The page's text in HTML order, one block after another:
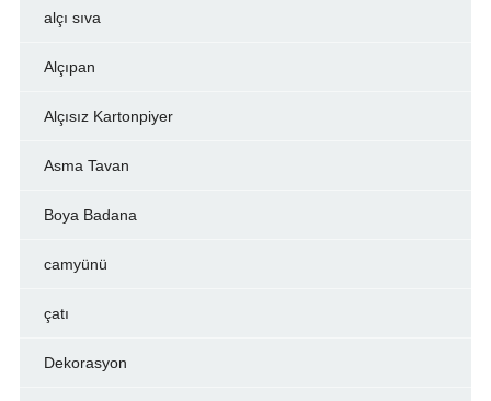
alçı sıva
Alçıpan
Alçısız Kartonpiyer
Asma Tavan
Boya Badana
camyünü
çatı
Dekorasyon